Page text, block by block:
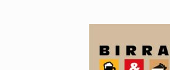
¿Esto que es pués?